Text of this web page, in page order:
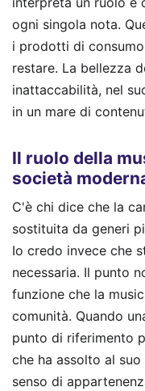
ogni singola nota.
i prodotti di
restare. La bellezza
inattaccabilità, nel
in un mare di
Il ruolo della
società
C'è chi dice che la
sostituita da generi
Io credo invece che
necessaria. Il punto
funzione che la
comunità. Quando
punto di riferimento
che ha assolto al
senso di